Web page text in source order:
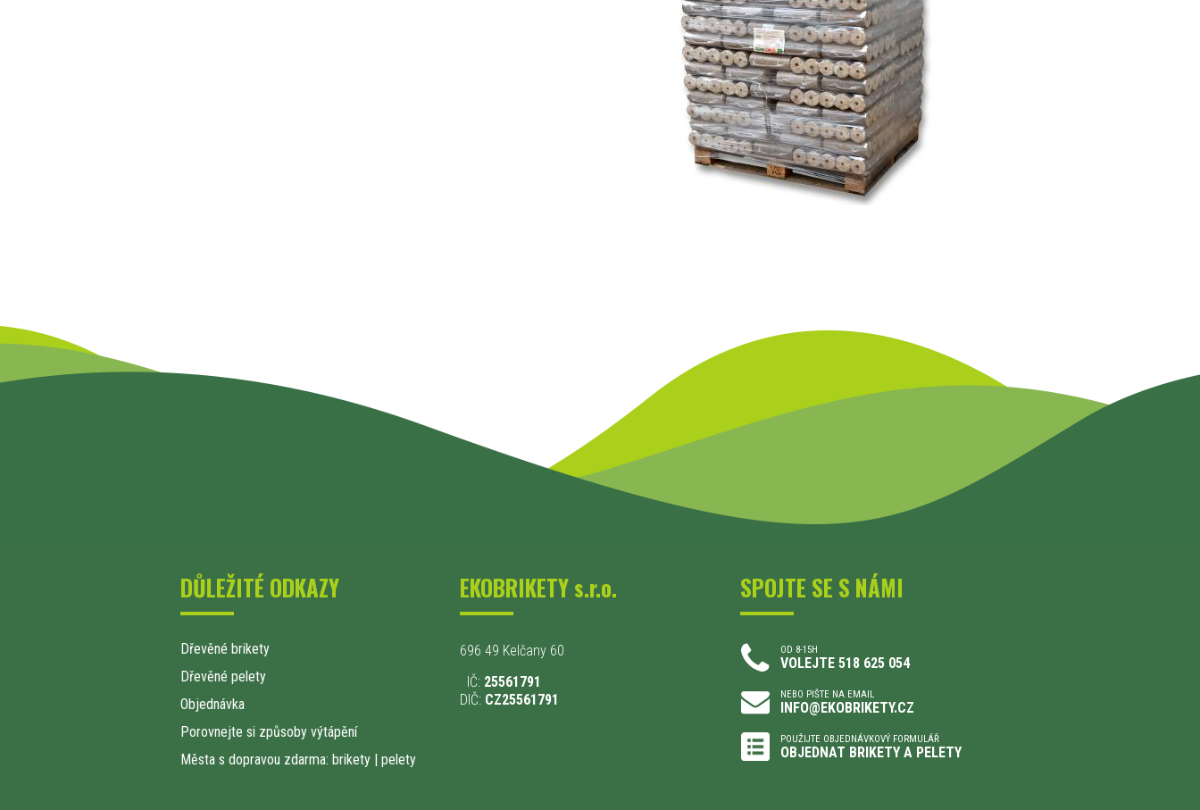
DŮLEŽITÉ ODKAZY
Dřevěné brikety
Dřevěné pelety
Objednávka
Porovnejte si způsoby výtápění
Města s dopravou zdarma: brikety | pelety
EKOBRIKETY s.r.o.
696 49 Kelčany 60
IČ: 25561791
DIČ: CZ25561791
SPOJTE SE S NÁMI
OD 8-15H
VOLEJTE 518 625 054
NEBO PIŠTE NA EMAIL
INFO@EKOBRIKETY.CZ
POUŽIJTE OBJEDNÁVKOVÝ FORMULÁŘ
OBJEDNAT BRIKETY A PELETY